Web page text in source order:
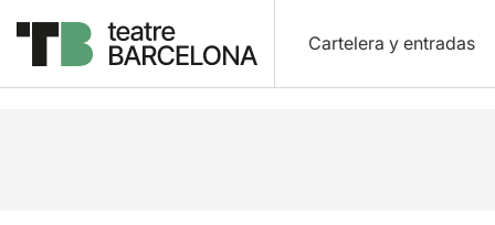
Cartelera y entradas
Descripción Ficha artística Fotos y vídeos